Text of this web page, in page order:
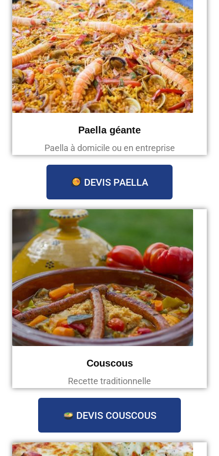
Paella géante
Paella à domicile ou en entreprise
DEVIS PAELLA
Couscous
Recette traditionnelle
DEVIS COUSCOUS